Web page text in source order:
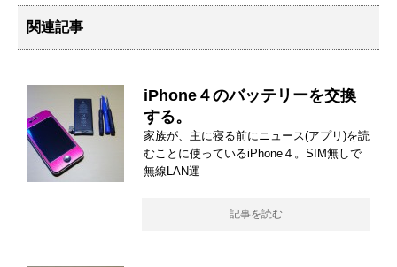
関連記事
iPhone４のバッテリーを交換
する。
家族が、主に寝る前にニュース(アプリ)を読
むことに使っているiPhone４。SIM無しで
無線LAN運
記事を読む